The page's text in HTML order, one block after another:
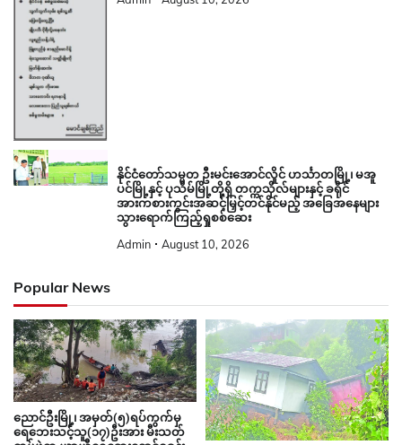
နိုင်ငံတော်သမ္မတ ဦးမင်းအောင်လှိုင် ဟင်္သာတမြို့၊ မအူ
ပင်မြို့နှင့် ပုသိမ်မြို့တို့ရှိ တက္ကသိုလ်များနှင့် ခရိုင်
အားကစားကွင်းအဆင့်မြှင့်တင်နိုင်မည့် အခြေအနေများ
သွားရောက်ကြည့်ရှုစစ်ဆေး
Admin August 10, 2026
Popular News
ညောင်ဦးမြို့၊ အမှတ်(၅)ရပ်ကွက်မှ
ရေဘေးသင့်သူ(၁၇)ဦးအား မီးသတ်